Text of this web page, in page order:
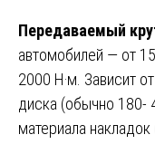
Передаваемый
автомобилей — от
2000 Н·м. Зависит
диска (обычно 180-
материала